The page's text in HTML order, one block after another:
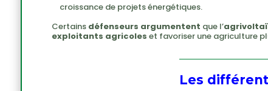
croissance de projets énergétiques.
Certains défenseurs argumentent que l’
exploitants agricoles et favoriser une agriculture
Les